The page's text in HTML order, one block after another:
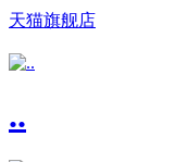
天猫旗舰店
..